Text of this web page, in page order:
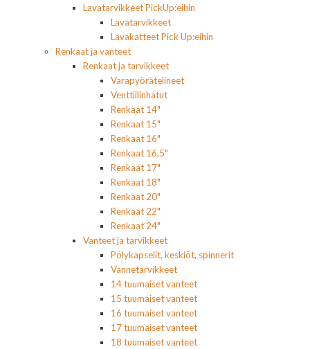
Lavatarvikkeet PickUp:eihin
Lavatarvikkeet
Lavakatteet Pick Up:eihin
Renkaat ja vanteet
Renkaat ja tarvikkeet
Varapyörätelineet
Venttiilinhatut
Renkaat 14"
Renkaat 15"
Renkaat 16"
Renkaat 16,5"
Renkaat 17"
Renkaat 18"
Renkaat 20"
Renkaat 22"
Renkaat 24"
Vanteet ja tarvikkeet
Pölykapselit, keskiöt, spinnerit
Vannetarvikkeet
14 tuumaiset vanteet
15 tuumaiset vanteet
16 tuumaiset vanteet
17 tuumaiset vanteet
18 tuumaiset vanteet